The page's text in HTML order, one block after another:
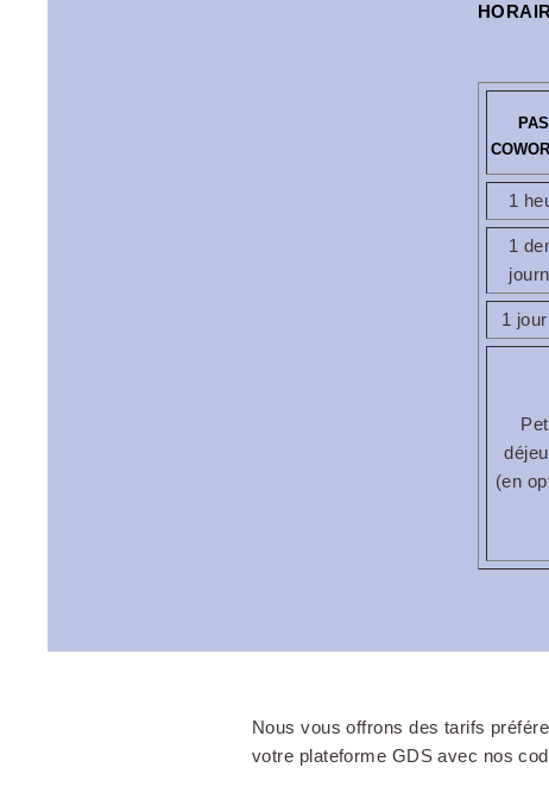
1
1
1
(en
Nous vous offrons des tarifs
votre plateforme GDS avec nos